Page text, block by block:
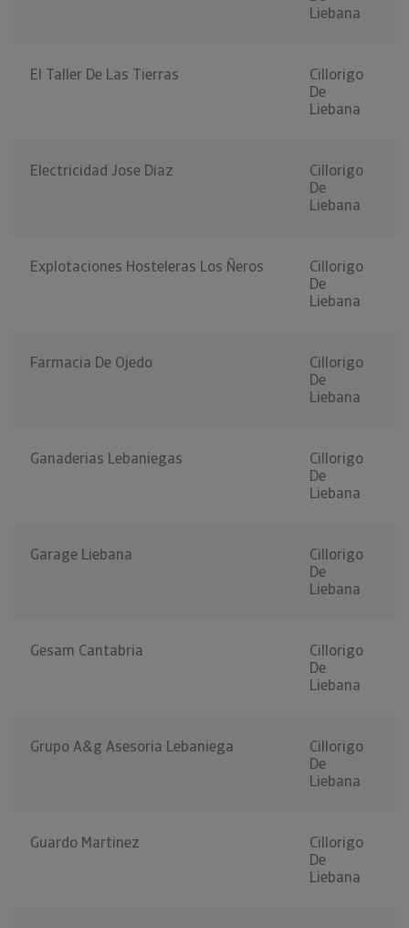
Liebana
El Taller De Las Tierras
Cillorigo
De
Liebana
Electricidad Jose Diaz
Cillorigo
De
Liebana
Explotaciones Hosteleras Los Ñeros
Cillorigo
De
Liebana
Farmacia De Ojedo
Cillorigo
De
Liebana
Ganaderias Lebaniegas
Cillorigo
De
Liebana
Garage Liebana
Cillorigo
De
Liebana
Gesam Cantabria
Cillorigo
De
Liebana
Grupo A&g Asesoria Lebaniega
Cillorigo
De
Liebana
Guardo Martinez
Cillorigo
De
Liebana